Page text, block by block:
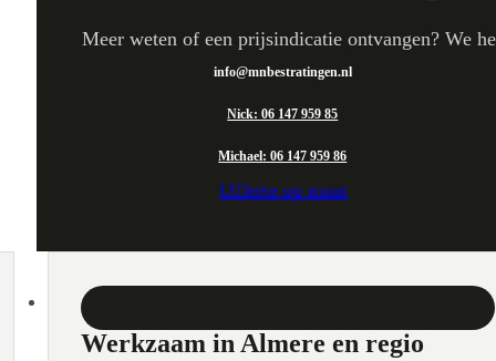
Meer weten of een prijsindicatie ontvangen? We
info@mnbestratingen.nl
Nick: 06 147 959 85
Michael: 06 147 959 86
Offerte op maat
Werkzaam in Almere en regio